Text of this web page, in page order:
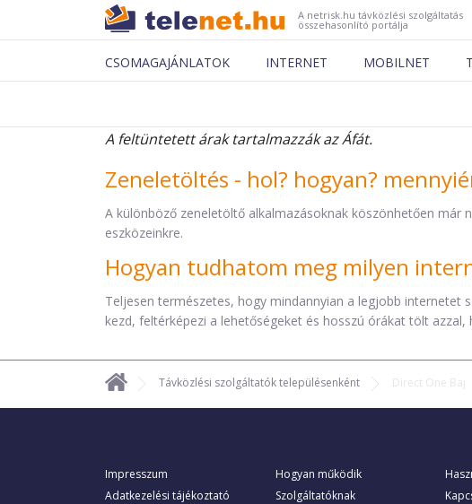
A netrisk.hu távközlési szolgáltatás
összehasonlító portálja
CSOMAGAJÁNLATOK INTERNET MOBILNET
A feltüntetett árak tartalmazzák az Áfát.
Zeneletöltés - hol? hogyan?
A különböző zeneletöltő alkalmazásoknak köszönhetően már
eszközeinkre.
Hogyan tudhatom meg milyen
Teljesen természetes, hogy mindannyian a legjobb internetet
kezd, feltérképezi a lehetőségeket és hosszú órákat tölt
Távközlési szolgáltatók településenként Direct One Baj
Impresszum
Adatkezelési tájékoztató
Hogyan működik
Szolgáltatóknak